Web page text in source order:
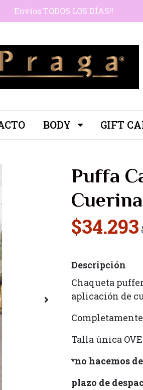
Envíos TODOS LOS DÍAS!!
BODY GIFT
Puffa
Cuerina
$34.293
Descripción
Chaqueta
aplicación de
Talla única
*no hacemos
plazo de